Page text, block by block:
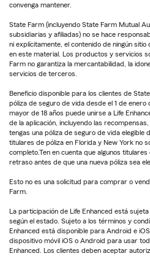
convenga mantener.
State Farm (incluyendo State Farm Mutual
subsidiarias y afiliadas) no se hace
ni explícitamente, el contenido de ningún
en este material. Los productos y servicios
Farm no garantiza la mercantabilidad, la
servicios de terceros.
Beneficio disponible para los clientes de
póliza de seguro de vida desde el 1 de
mayor de 18 años puede unirse a Life
de la aplicación, incluyendo las
tengas una póliza de seguro de vida elegible
titulares de póliza en Florida y New York no
completo.Ten en cuenta que algunos
retraso antes de que una nueva póliza sea
Esto no es una solicitud para comprar o
Farm.
La participación de Life Enhanced está
según el estado. Sujeto a los términos y
Enhanced está disponible para Android e
dispositivo móvil iOS o Android para usar
Enhanced. Los clientes deben aceptar